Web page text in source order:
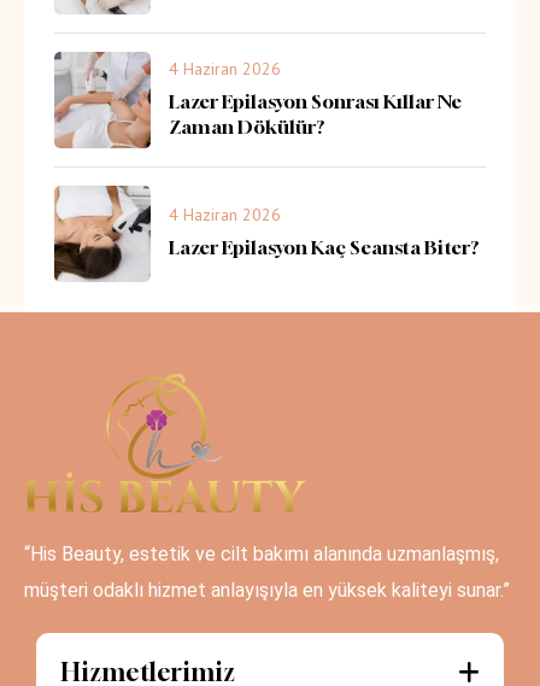
4 Haziran 2026
Lazer Epilasyon Sonrası Kıllar Ne
Zaman Dökülür?
4 Haziran 2026
Lazer Epilasyon Kaç Seansta Biter?
“His Beauty, estetik ve cilt bakımı alanında uzmanlaşmış,
müşteri odaklı hizmet anlayışıyla en yüksek kaliteyi sunar.”
Hizmetlerimiz